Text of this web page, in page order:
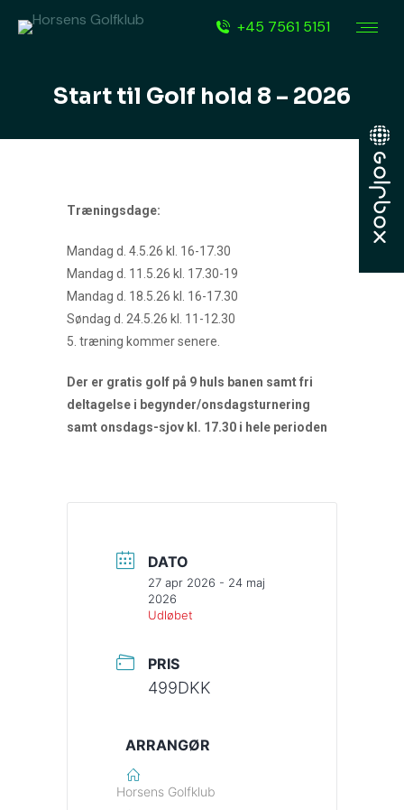
+45 7561 5151
Start til Golf hold 8 – 2026
Træningsdage:
Mandag d. 4.5.26 kl. 16-17.30
Mandag d. 11.5.26 kl. 17.30-19
Mandag d. 18.5.26 kl. 16-17.30
Søndag d. 24.5.26 kl. 11-12.30
5. træning kommer senere.
Der er gratis golf på 9 huls banen samt fri
deltagelse i begynder/onsdagsturnering
samt onsdags-sjov kl. 17.30 i hele perioden
DATO
27 apr 2026 - 24 maj
2026
Udløbet
PRIS
499DKK
ARRANGØR
Horsens Golfklub